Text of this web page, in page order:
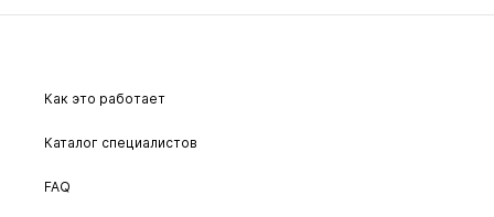
Как это работает
Каталог специалистов
FAQ